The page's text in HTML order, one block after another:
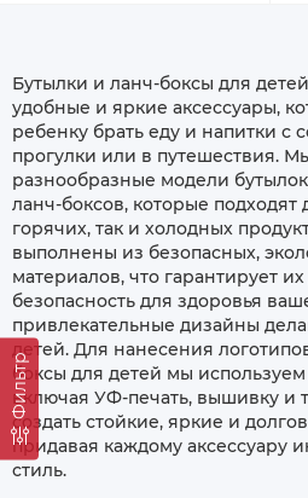
Фильтр
Бутылки и ланч-боксы для
удобные и яркие аксессуары,
ребенку брать еду и напитки с
прогулки или в путешествия.
разнообразные модели
ланч-боксов, которые подходят
горячих, так и холодных
выполнены из безопасных,
материалов, что гарантирует
безопасность для здоровья
привлекательные дизайны
детей. Для нанесения
боксы для детей мы
включая УФ-печать, вышивку и
создать стойкие, яркие и
придавая каждому аксессуару
стиль.